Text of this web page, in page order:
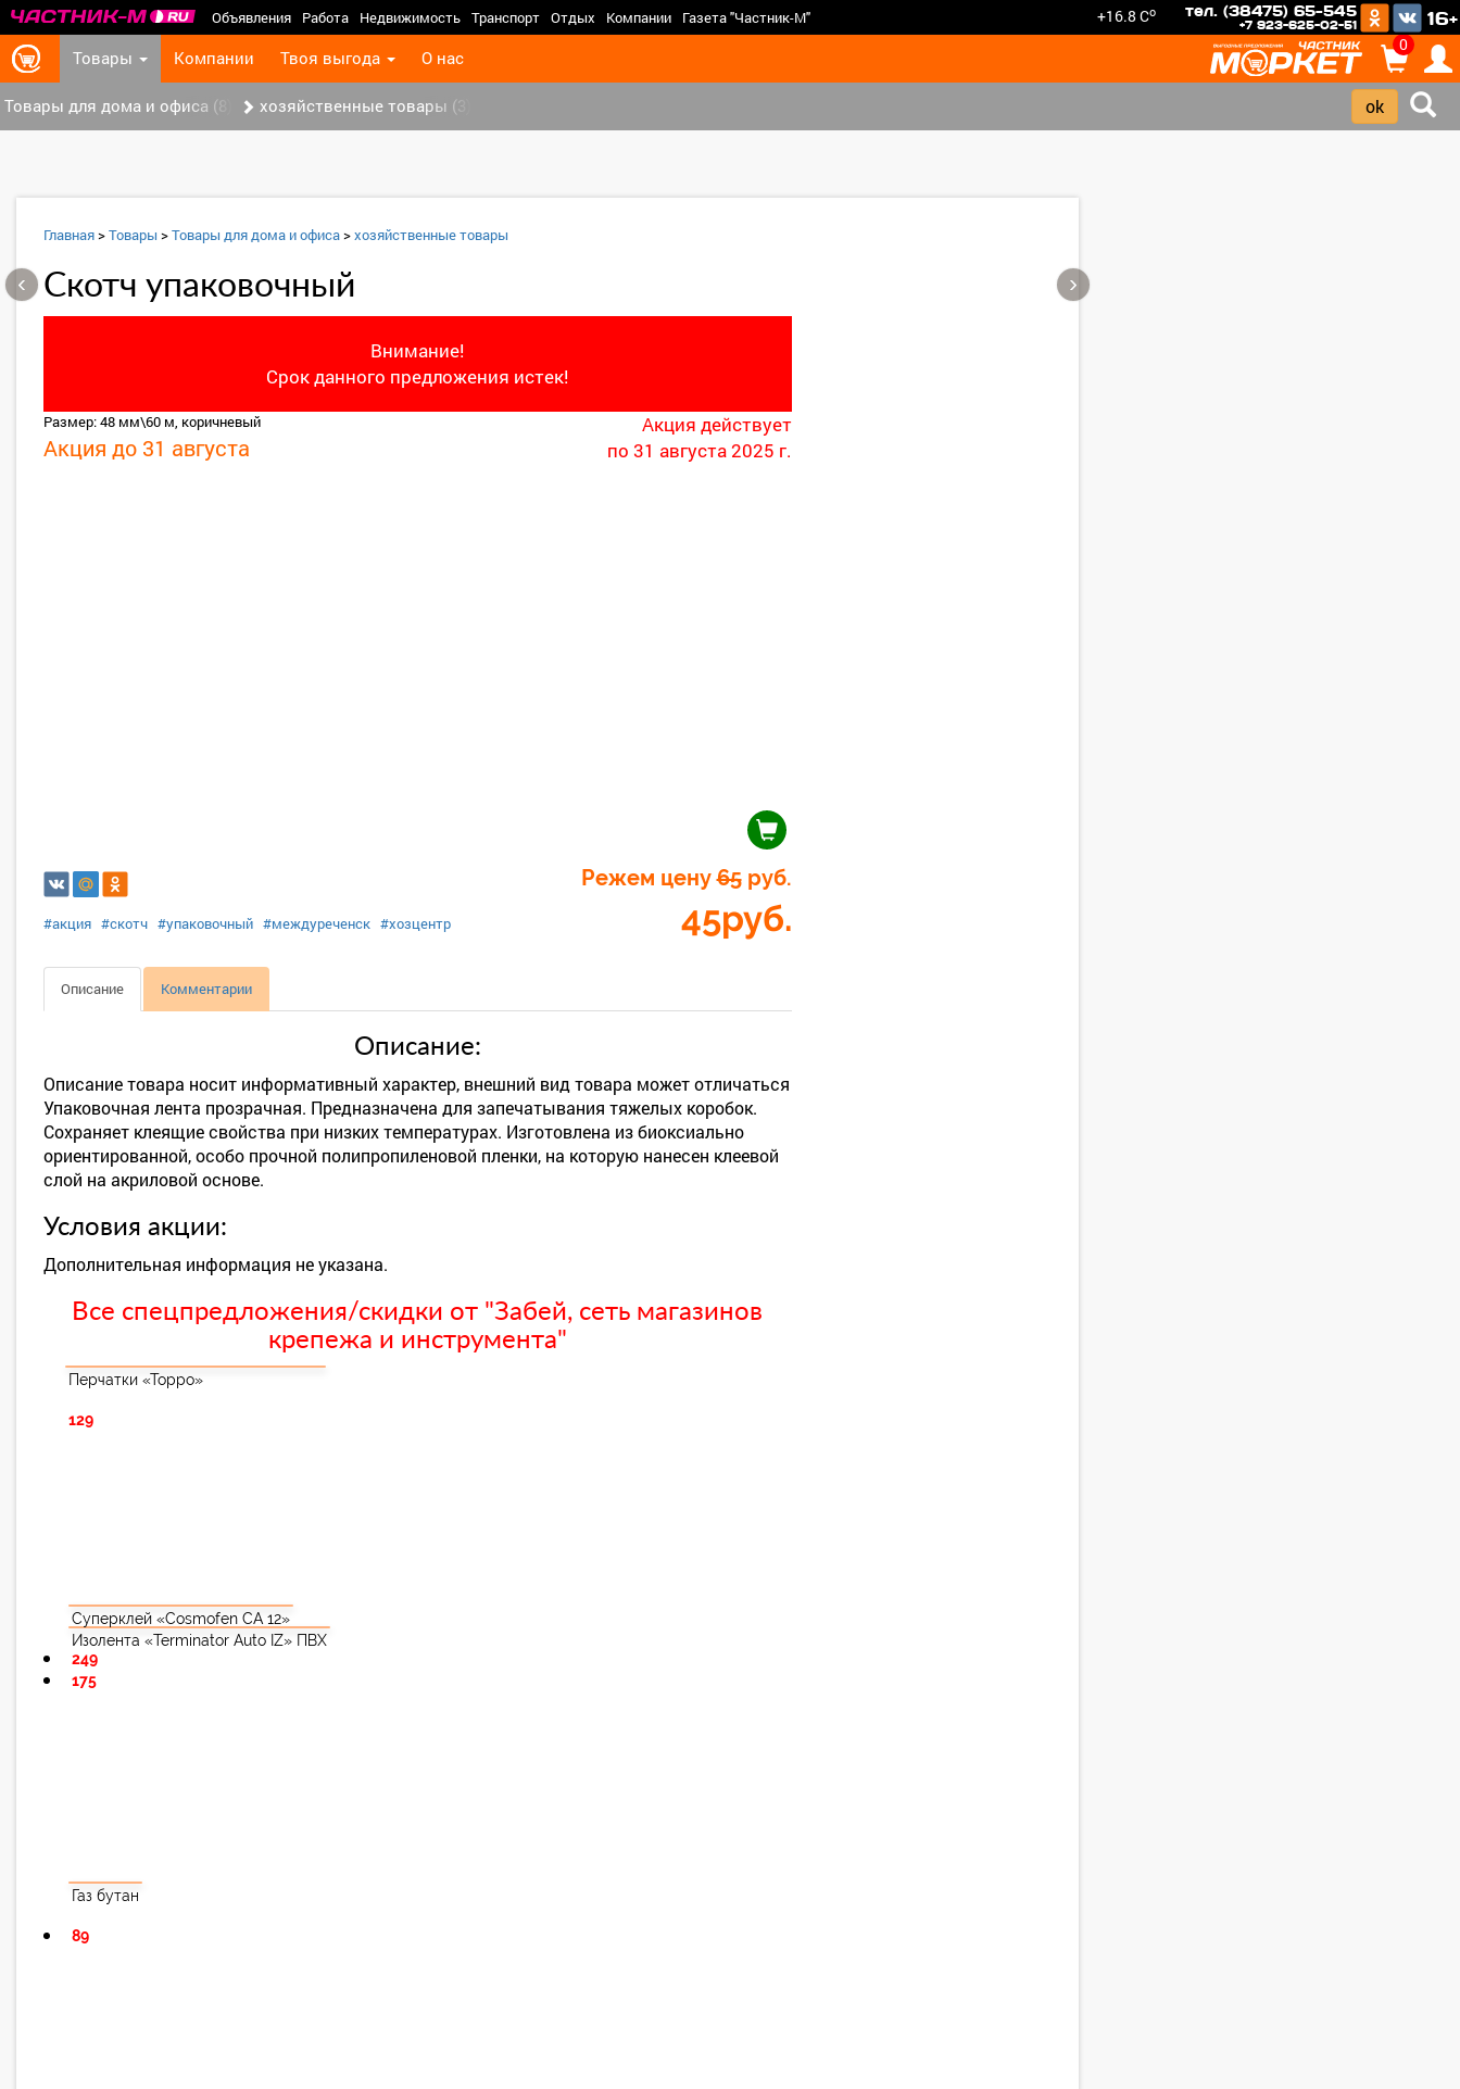
Объявления Работа Недвижимость Транспорт Отдых Компании Газета "Частник-М" +16.8 Co тел. (38475) 65-545
+7 923-625-02-51 16+
Товары Компании Твоя выгода О нас
0
>
Товары для дома и офиса (8) хозяйственные товары (3)
Главная>Товары >Товары для дома и офиса>хозяйственные товары
Скотч упаковочный
Внимание!
Срок данного предложения истек!
Размер: 48 мм\60 м, коричневый
Акция до 31 августа
Акция действует
по 31 августа 2025 г.
Режем цену65руб.
45руб.
#акция #скотч #упаковочный #междуреченск #хозцентр
Описание Комментарии
Описание:
Описание товара носит информативный характер, внешний вид товара может отличаться
Упаковочная лента прозрачная. Предназначена для запечатывания тяжелых коробок.
Сохраняет клеящие свойства при низких температурах. Изготовлена из биоксиально
ориентированной, особо прочной полипропиленовой пленки, на которую нанесен клеевой
слой на акриловой основе.
Условия акции:
Дополнительная информация не указана.
Все спецпредложения/скидки от "Забей, сеть магазинов
крепежа и инструмента"
Перчатки «Торро»
129
Суперклей «Cosmofen CA 12»
249
Изолента «Terminator Auto IZ» ПВХ
175
Газ бутан
89
‹ ›